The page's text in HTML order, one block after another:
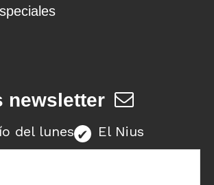
newsletter
del lunes El Nius